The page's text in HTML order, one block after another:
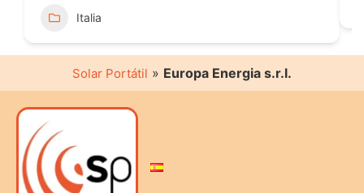
Italia
Solar Portátil » Europa Energia s.r.l.